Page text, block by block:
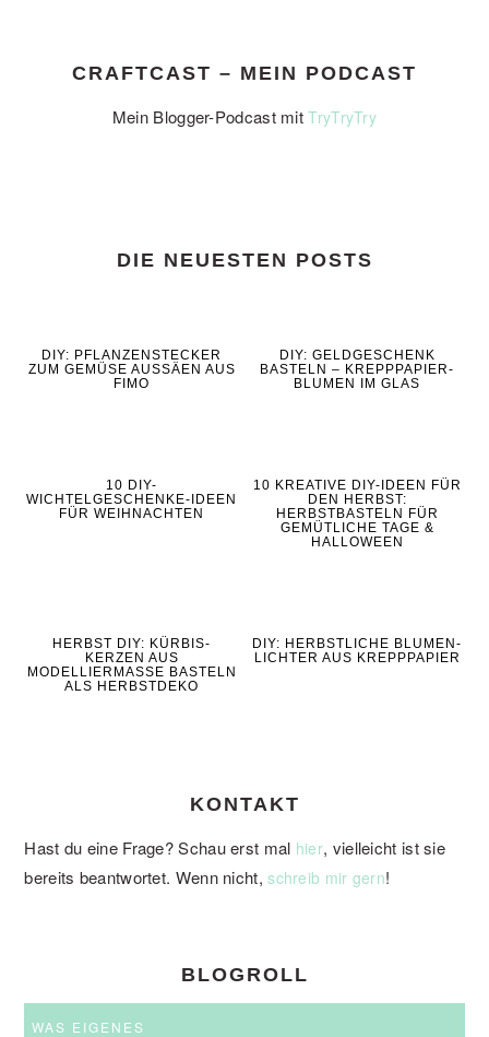
CRAFTCAST – MEIN PODCAST
Mein Blogger-Podcast mitTryTryTry
DIE NEUESTEN POSTS
DIY: PFLANZENSTECKER
ZUM GEMÜSE AUSSÄEN AUS
FIMO
DIY: GELDGESCHENK
BASTELN – KREPPPAPIER-
BLUMEN IM GLAS
10 DIY-
WICHTELGESCHENKE-IDEEN
FÜR WEIHNACHTEN
10 KREATIVE DIY-IDEEN FÜR
DEN HERBST:
HERBSTBASTELN FÜR
GEMÜTLICHE TAGE &
HALLOWEEN
HERBST DIY: KÜRBIS-
KERZEN AUS
MODELLIERMASSE BASTELN
ALS HERBSTDEKO
DIY: HERBSTLICHE BLUMEN-
LICHTER AUS KREPPPAPIER
KONTAKT
Hast du eine Frage? Schau erst mal hier, vielleicht ist sie
bereits beantwortet. Wenn nicht,schreib mir gern!
BLOGROLL
WAS EIGENES